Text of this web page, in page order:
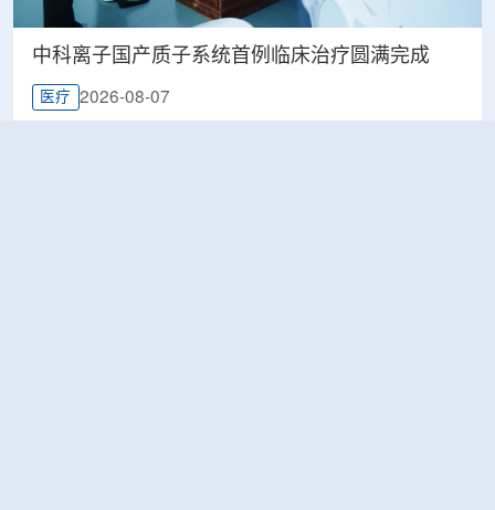
中科离子国产质子系统首例临床治疗圆满完成
医疗 2026-08-07